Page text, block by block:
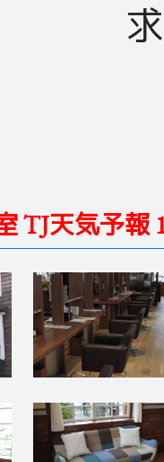
TJ天気予報